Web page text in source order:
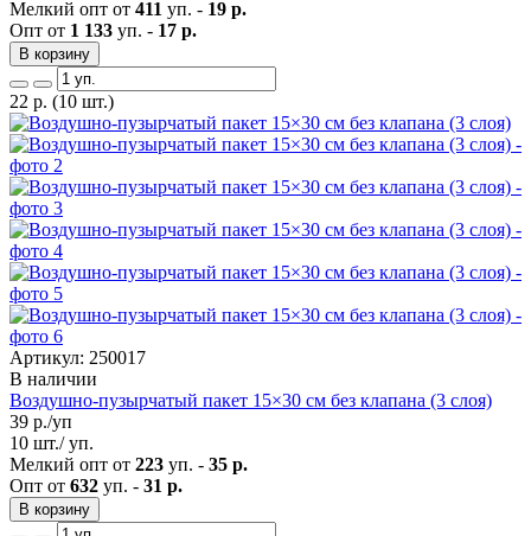
Мелкий опт от 411 уп. - 19 р.
Опт от 1 133 уп. - 17 р.
В корзину
22 р. (10 шт.)
Артикул: 250017
В наличии
Воздушно-пузырчатый пакет 15×30 см без клапана (3 слоя)
39 р./уп
10 шт./ уп.
Мелкий опт от 223 уп. - 35 р.
Опт от 632 уп. - 31 р.
В корзину